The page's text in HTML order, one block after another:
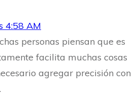
4:58 AM
personas piensan que es
facilita muchas cosas
agregar precisión con